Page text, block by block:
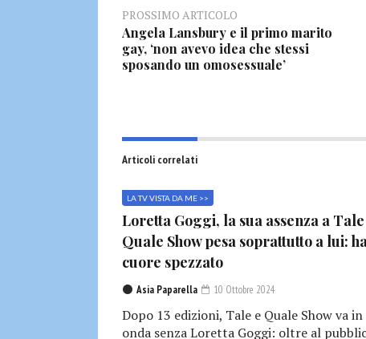
PROSSIMO ARTICOLO
Angela Lansbury e il primo marito
gay, ‘non avevo idea che stessi
sposando un omosessuale’
Articoli correlati
LA TV VISTA DA ME >>
Loretta Goggi, la sua assenza a Tale
Quale Show pesa soprattutto a lui:
cuore spezzato
Asia Paparella 10 Ottobre 2024
Dopo 13 edizioni, Tale e Quale Show va in
onda senza Loretta Goggi: oltre al